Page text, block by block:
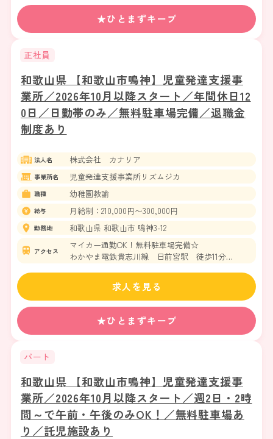
★ひとまずキープ
正社員
和歌山県 【和歌山市鳴神】児童発達支援事
業所／2026年10月以降スタート／年間休日12
0日／日勤帯のみ／無料駐車場完備／退職金
制度あり
法人名 株式会社 カナリア
事業所名 児童発達支援事業所リズムジカ
職種 幼稚園教諭
給与 月給制：210,000円〜300,000円
勤務地 和歌山県 和歌山市 鳴神3-12
アクセス
マイカー通勤OK！無料駐車場完備☆
わかやま電鉄貴志川線 日前宮駅 徒歩11分
★ひとまずキープ
求人を見る
パート
和歌山県 【和歌山市鳴神】児童発達支援事
業所／2026年10月以降スタート／週2日・2時
間～で午前・午後のみOK！／無料駐車場あ
り／託児施設あり